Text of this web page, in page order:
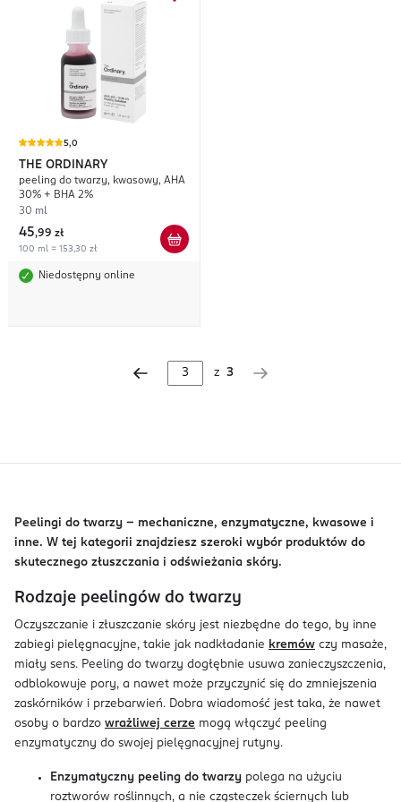
5,0
THE ORDINARY
peeling do twarzy, kwasowy, AHA
30% + BHA 2%
30 ml
45,99 zł
100 ml = 153,30 zł
Niedostępny online
z 3
Peelingi do twarzy – mechaniczne, enzymatyczne, kwasowe i
inne. W tej kategorii znajdziesz szeroki wybór produktów do
skutecznego złuszczania i odświeżania skóry.
Rodzaje peelingów do twarzy
Oczyszczanie i złuszczanie skóry jest niezbędne do tego, by inne
zabiegi pielęgnacyjne, takie jak nadkładanie kremów czy masaże,
miały sens. Peeling do twarzy dogłębnie usuwa zanieczyszczenia,
odblokowuje pory, a nawet może przyczynić się do zmniejszenia
zaskórników i przebarwień. Dobra wiadomość jest taka, że nawet
osoby o bardzo wrażliwej cerze mogą włączyć peeling
enzymatyczny do swojej pielęgnacyjnej rutyny.
Enzymatyczny peeling do twarzy polega na użyciu
roztworów roślinnych, a nie cząsteczek ściernych lub